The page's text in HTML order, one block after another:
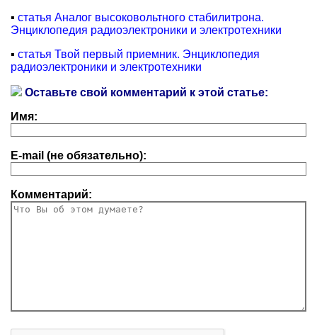
▪ статья Аналог высоковольтного стабилитрона.
Энциклопедия радиоэлектроники и электротехники
▪ статья Твой первый приемник. Энциклопедия
радиоэлектроники и электротехники
Оставьте свой комментарий к этой статье:
Имя:
E-mail (не обязательно):
Комментарий: